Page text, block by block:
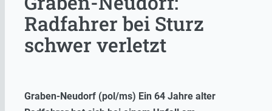
Radfahrer bei Sturz
schwer verletzt
Graben-Neudorf (pol/ms) Ein 64 Jahre alter